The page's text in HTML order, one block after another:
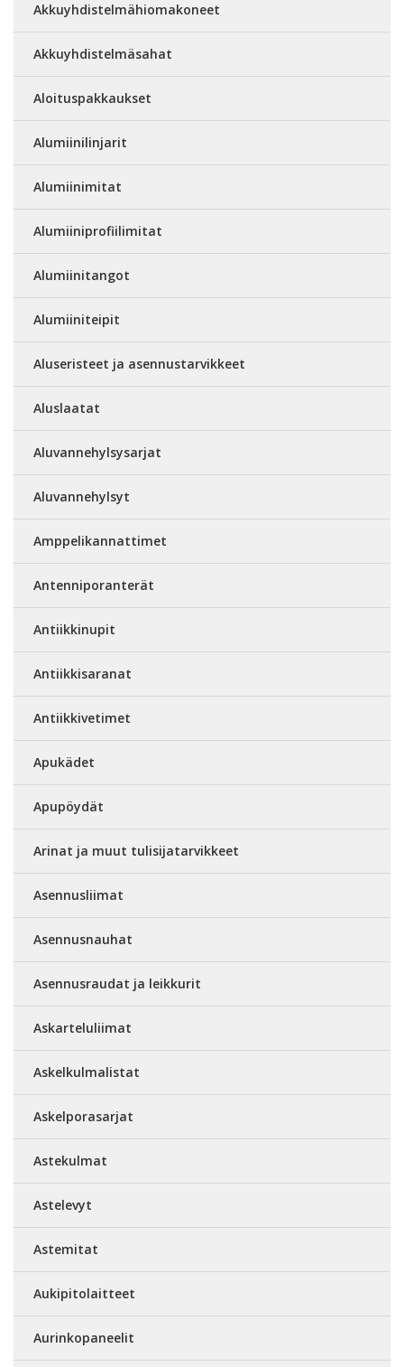
Akkuyhdistelmähiomakoneet
Akkuyhdistelmäsahat
Aloituspakkaukset
Alumiinilinjarit
Alumiinimitat
Alumiiniprofiilimitat
Alumiinitangot
Alumiiniteipit
Aluseristeet ja asennustarvikkeet
Aluslaatat
Aluvannehylsysarjat
Aluvannehylsyt
Amppelikannattimet
Antenniporanterät
Antiikkinupit
Antiikkisaranat
Antiikkivetimet
Apukädet
Apupöydät
Arinat ja muut tulisijatarvikkeet
Asennusliimat
Asennusnauhat
Asennusraudat ja leikkurit
Askarteluliimat
Askelkulmalistat
Askelporasarjat
Astekulmat
Astelevyt
Astemitat
Aukipitolaitteet
Aurinkopaneelit